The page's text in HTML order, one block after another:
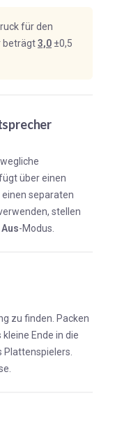
für den
beträgt3,0±0,5
über einen
separaten
stellen
Aus-Modus.
zu finden. Packen
Ende in die
Plattenspielers.